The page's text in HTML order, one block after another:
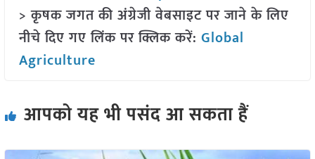
> कृषक जगत की अंग्रेजी वेबसाइट पर जाने के लिए
नीचे दिए गए लिंक पर क्लिक करें: Global
Agriculture
आपको यह भी पसंद आ सकता हैं